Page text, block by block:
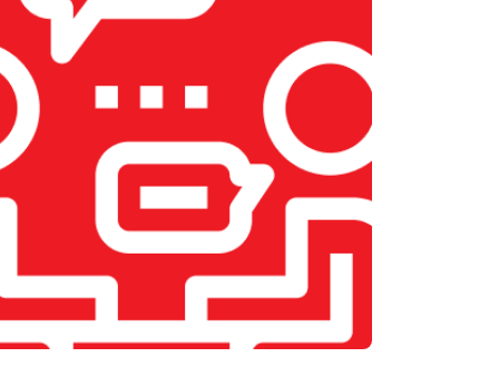
1500 ₽ Заказать
1600 ₽ Заказать
1000 ₽ Заказать
1800 ₽